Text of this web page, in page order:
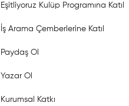
Eşitliyoruz Kulüp Programına Katıl
İş Arama Çemberlerine Katıl
Paydaş Ol
Yazar Ol
Kurumsal Katkı